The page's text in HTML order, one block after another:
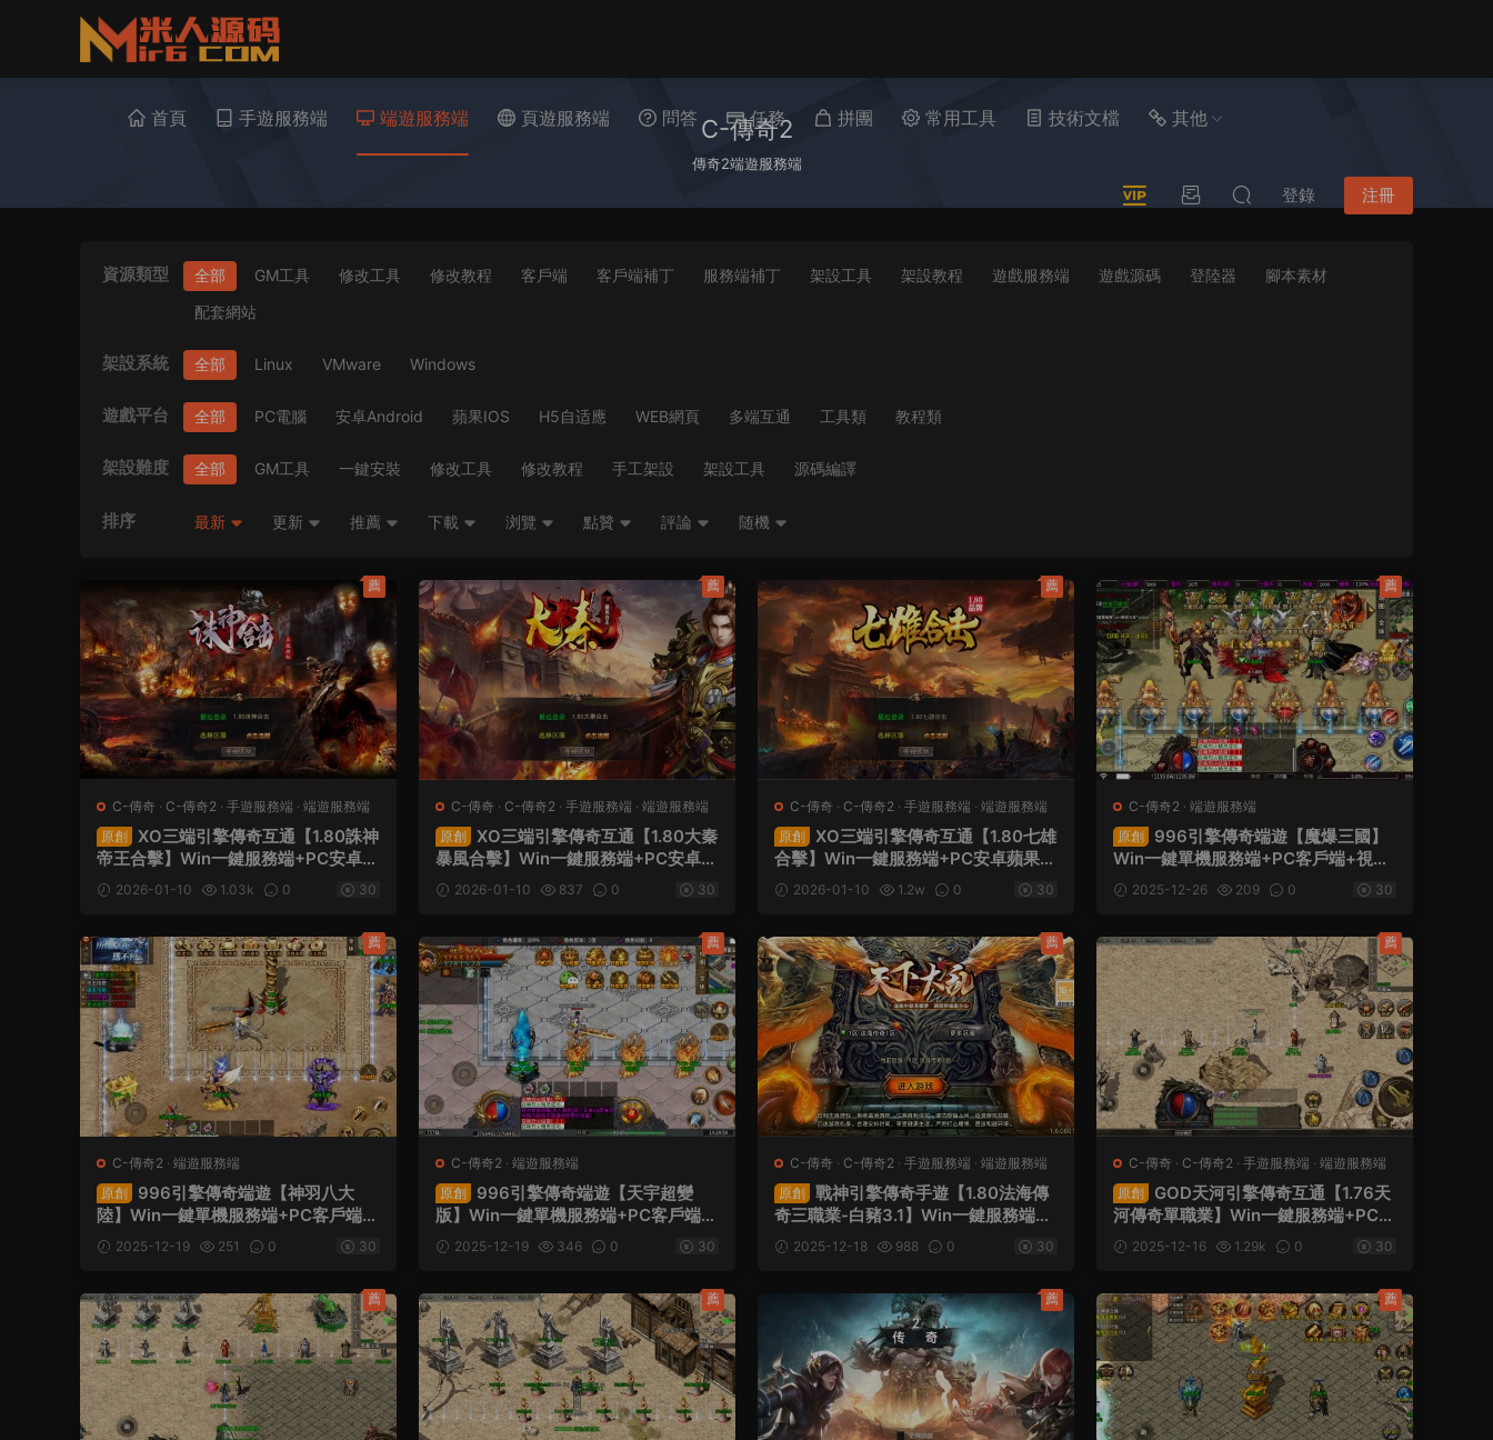
首頁 手遊服務端 端遊服務端 頁遊服務端 問答 任務 拼團 常用工具 技術文檔 其他
登錄 注冊
C-傳奇2
傳奇2端遊服務端
資源類型 全部 GM工具 修改工具 修改教程 客戶端 客戶端補丁 服務端補丁 架設工具 架設教程 遊戲服務端 遊戲源碼 登陸器
腳本素材
配套網站
架設系統 全部 Linux VMware Windows
遊戲平台 全部 PC電腦 安卓Android 蘋果IOS H5自适應 WEB網頁 多端互通 工具類 教程類
架設難度 全部 GM工具 一鍵安裝 修改工具 修改教程 手工架設 架設工具 源碼編譯
排序 最新 更新 推薦 下載 浏覽 點贊 評論 随機
C-傳奇 · C-傳奇2 · 手遊服務端 · 端遊服務端
原創
XO三端引擎傳奇互通【1.80誅神
帝王合擊】Win一鍵服務端+PC安卓蘋
果三端+加密工具+視頻架設教程
2026-01-10 1.03k 0 30
薦
C-傳奇 · C-傳奇2 · 手遊服務端 · 端遊服務端
原創
XO三端引擎傳奇互通【1.80大秦
暴風合擊】Win一鍵服務端+PC安卓蘋
果三端+加密工具+視頻架設教程
2026-01-10 837 0 30
薦
C-傳奇 · C-傳奇2 · 手遊服務端 · 端遊服務端
原創
XO三端引擎傳奇互通【1.80七雄
合擊】Win一鍵服務端+PC安卓蘋果三
端+加密工具+視頻架設教程
2026-01-10 1.2w 0 30
薦
C-傳奇2 · 端遊服務端
原創
996引擎傳奇端遊【魔爆三國】
Win一鍵單機服務端+PC客戶端+視頻
架設教程
2025-12-26 209 0 30
薦
C-傳奇2 · 端遊服務端
原創
996引擎傳奇端遊【神羽八大
陸】Win一鍵單機服務端+PC客戶端
+視頻架設教程
2025-12-19 251 0 30
薦
C-傳奇2 · 端遊服務端
原創
996引擎傳奇端遊【天宇超變
版】Win一鍵單機服務端+PC客戶端
+視頻架設教程
2025-12-19 346 0 30
薦
C-傳奇 · C-傳奇2 · 手遊服務端 · 端遊服務端
原創
戰神引擎傳奇手遊【1.80法海傳
奇三職業-白豬3.1】Win一鍵服務端
+安卓蘋果雙端+GM授權物品後台+視
頻架設教程
2025-12-18 988 0 30
薦
C-傳奇 · C-傳奇2 · 手遊服務端 · 端遊服務端
原創
GOD天河引擎傳奇互通【1.76天
河傳奇單職業】Win一鍵服務端+PC安
卓蘋果三端互通客戶端+視頻架設教程
2025-12-16 1.29k 0 30
薦
薦 薦 薦 薦